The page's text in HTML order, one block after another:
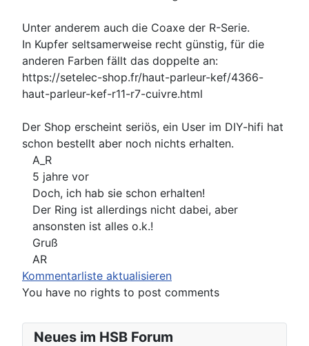
Neues im HSB Forum
Unter anderem auch die Coaxe der R-Serie.
In Kupfer seltsamerweise recht günstig, für die
anderen Farben fällt das doppelte an:
https://setelec-shop.fr/haut-parleur-kef/4366-
haut-parleur-kef-r11-r7-cuivre.html
Der Shop erscheint seriös, ein User im DIY-hifi hat
schon bestellt aber noch nichts erhalten.
A_R
5 jahre vor
Doch, ich hab sie schon erhalten!
Der Ring ist allerdings nicht dabei, aber
ansonsten ist alles o.k.!
Gruß
AR
Kommentarliste aktualisieren
You have no rights to post comments